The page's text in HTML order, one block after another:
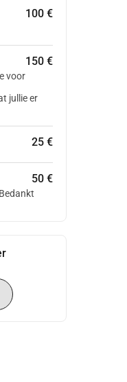
100 €
150 €
voor
jullie er
25 €
50 €